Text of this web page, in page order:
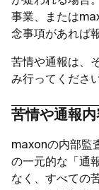
事業、または
念事項があれば
苦情や通報は、
み行ってくださ
苦情や通報
maxonの内部監
の一元的な「通
なく、すべての